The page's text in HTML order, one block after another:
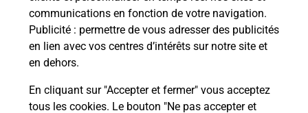
communications en fonction de votre navigation.
Publicité : permettre de vous adresser des publicités
en lien avec vos centres d’intérêts sur notre site et
en dehors.
En cliquant sur "Accepter et fermer" vous acceptez
tous les cookies. Le bouton "Ne pas accepter et
En savoir plus
Questions fréquemment posées